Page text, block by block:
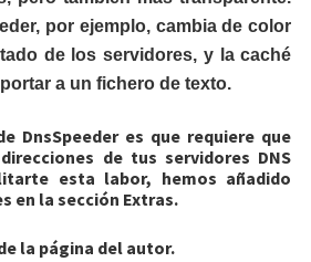
por ejemplo, cambia de color
de los servidores, y la caché
a un fichero de texto.
DnsSpeeder es que requiere que
de tus servidores DNS
esta labor, hemos añadido
en la sección Extras.
la página del autor.